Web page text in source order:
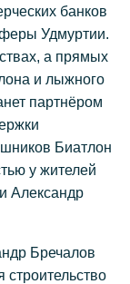
банков
Удмуртии.
а прямых
и лыжного
партнёром
Биатлон
у жителей
Александр
Бречалов
строительство